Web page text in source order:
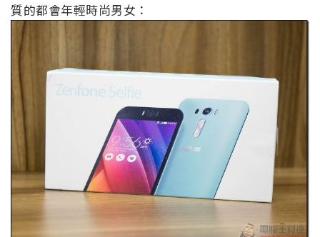
質的都會年輕時尚男女：